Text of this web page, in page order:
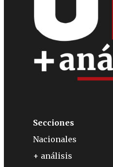
Secciones
Nacionales
+ análisis